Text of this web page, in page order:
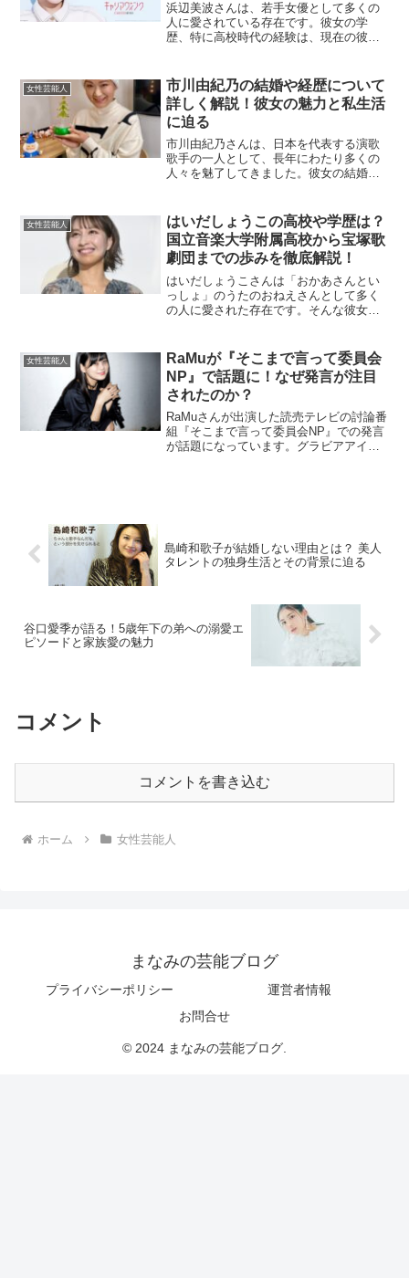
浜辺美波さんは、若手女優として多くの
人に愛されている存在です。彼女の学
歴、特に高校時代の経験は、現在の彼女
校や学歴について詳しく解説します。浜
辺美波さんはどこの高校に通...
女性芸能人
市川由紀乃の結婚や経歴について
詳しく解説！彼女の魅力と私生活
に迫る
市川由紀乃さんは、日本を代表する演歌
歌手の一人として、長年にわたり多くの
人々を魅了してきました。彼女の結婚や
か。本記事では、市川由紀乃さんの結婚
事情やその波乱万丈な人生...
女性芸能人
はいだしょうこの高校や学歴は？
国立音楽大学附属高校から宝塚歌
劇団までの歩みを徹底解説！
はいだしょうこさんは「おかあさんとい
っしょ」のうたのおねえさんとして多く
の人に愛された存在です。そんな彼女の
エピソードもご紹介します。はいだしょ
うこの出身高校はどこ？は...
女性芸能人
RaMuが『そこまで言って委員会
NP』で話題に！なぜ発言が注目
されたのか？
RaMuさんが出演した読売テレビの討論番
組『そこまで言って委員会NP』での発言
が話題になっています。グラビアアイド
島崎和歌子が結婚しない理由とは？ 美人
タレントの独身生活とその背景に迫る
谷口愛季が語る！5歳年下の弟への溺愛エ
ピソードと家族愛の魅力
コメント
コメントを書き込む
ホーム 女性芸能人
まなみの芸能ブログ
プライバシーポリシー
運営者情報
お問合せ
© 2024 まなみの芸能ブログ.